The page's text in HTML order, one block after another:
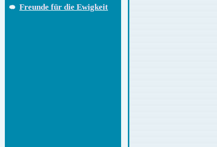
Freunde für die Ewigkeit